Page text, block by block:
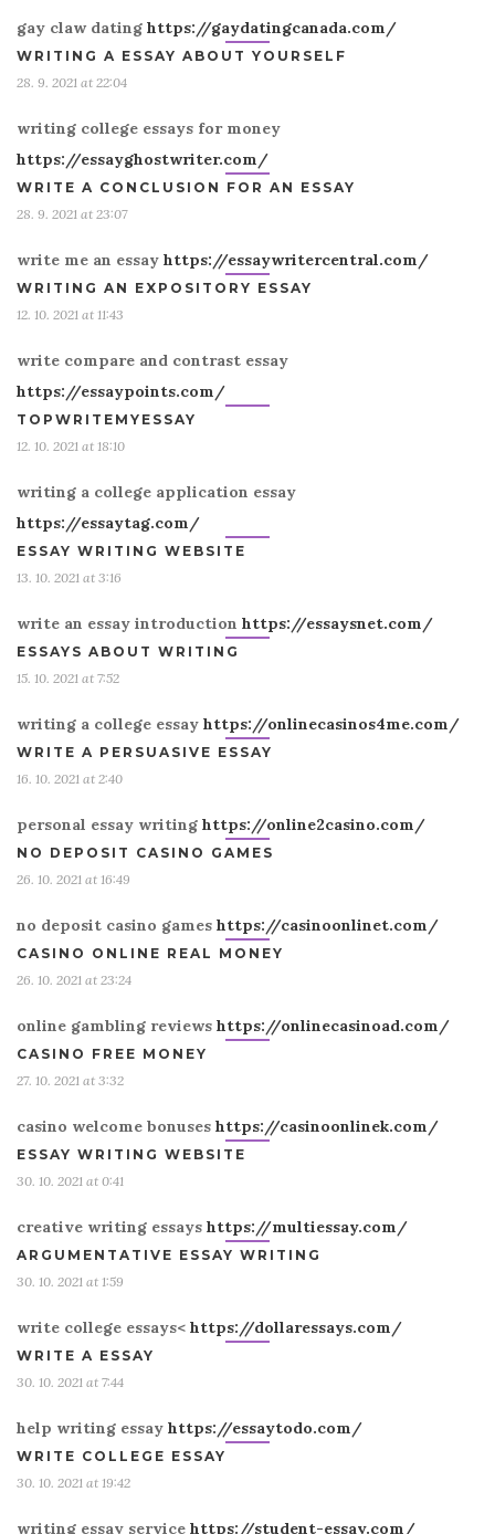
gay claw dating https://gaydatingcanada.com/
WRITING A ESSAY ABOUT YOURSELF
28. 9. 2021 at 22:04
writing college essays for money
https://essayghostwriter.com/
WRITE A CONCLUSION FOR AN ESSAY
28. 9. 2021 at 23:07
write me an essay https://essaywritercentral.com/
WRITING AN EXPOSITORY ESSAY
12. 10. 2021 at 11:43
write compare and contrast essay
https://essaypoints.com/
TOPWRITEMYESSAY
12. 10. 2021 at 18:10
writing a college application essay
https://essaytag.com/
ESSAY WRITING WEBSITE
13. 10. 2021 at 3:16
write an essay introduction https://essaysnet.com/
ESSAYS ABOUT WRITING
15. 10. 2021 at 7:52
writing a college essay https://onlinecasinos4me.com/
WRITE A PERSUASIVE ESSAY
16. 10. 2021 at 2:40
personal essay writing https://online2casino.com/
NO DEPOSIT CASINO GAMES
26. 10. 2021 at 16:49
no deposit casino games https://casinoonlinet.com/
CASINO ONLINE REAL MONEY
26. 10. 2021 at 23:24
online gambling reviews https://onlinecasinoad.com/
CASINO FREE MONEY
27. 10. 2021 at 3:32
casino welcome bonuses https://casinoonlinek.com/
ESSAY WRITING WEBSITE
30. 10. 2021 at 0:41
creative writing essays https://multiessay.com/
ARGUMENTATIVE ESSAY WRITING
30. 10. 2021 at 1:59
write college essays< https://dollaressays.com/
WRITE A ESSAY
30. 10. 2021 at 7:44
help writing essay https://essaytodo.com/
WRITE COLLEGE ESSAY
30. 10. 2021 at 19:42
writing essay service https://student-essay.com/